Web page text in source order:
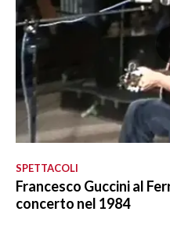
SPETTACOLI
Francesco Guccini al
concerto nel 1984